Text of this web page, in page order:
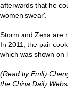
afterwards that he
women swear'.
Storm and Zena are
In 2011, the pair
which was shown on
(Read by Emliy
the China Daily